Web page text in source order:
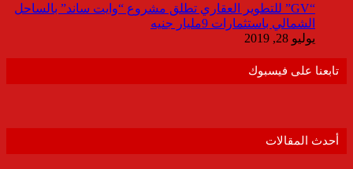
“GV” للتطوير العقاري تطلق مشروع “وايت ساند” بالساحل
الشمالي باستثمارات 9مليار جنيه
يوليو 28, 2019
تابعنا على فيسبوك
أحدث المقالات